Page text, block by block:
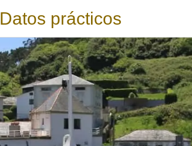
Datos prácticos